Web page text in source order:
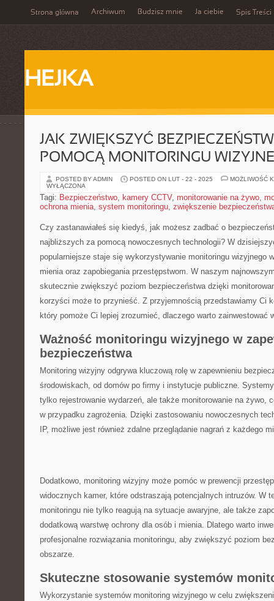
Strona główna Archiwum Budzisz mnie Ja ciebie Spis Treści
HEJKA
JAK ZWIĘKSZYĆ
POMOCĄ MONITORINGU
POSTED BY ADMIN POSTED ON LUT - 22 - 2025
MOŻLIWOŚĆ
WYŁĄCZONA
Tagi: Bezpieczeństwo, kamery CCTV, monitorowanie na żywo,
ochrona mienia, system monitoringu, zwiększenie
Czy ​zastanawiałeś się‍ kiedyś, jak możesz ⁣zadbać o
najbliższych za pomocą nowoczesnych⁣ technologii? W
popularniejsze staje się wykorzystywanie‍ monitoringu wizyjnego
mienia oraz zapobiegania przestępstwom. W naszym
skutecznie zwiększyć​ poziom bezpieczeństwa‌ dzięki
korzyści może to przynieść. Z przyjemnością⁤ przedstawiamy⁢ Ci
który ​pomoże Ci⁣ lepiej zrozumieć, dlaczego ⁢warto zainwestować
Ważność monitoringu wizyjnego w
bezpieczeństwa
Monitoring wizyjny odgrywa kluczową rolę w zapewnieniu
środowiskach, od ⁢domów po ‍firmy i instytucje publiczne.
tylko rejestrowanie wydarzeń, ale także monitorowanie na żywo,
w‍ przypadku zagrożenia. Dzięki ⁢zastosowaniu nowoczesnych⁤
IP, możliwe jest również zdalne przeglądanie nagrań ⁤z każdego
Dodatkowo, monitoring wizyjny może pomóc w prewencji
widocznych kamer, które⁢ odstraszają potencjalnych intruzów. W
monitoringu nie tylko reagują na sytuacje awaryjne, ​ale ​także
dodatkową warstwę ‍ochrony dla osób i mienia. Dlatego warto
⁣profesjonalne rozwiązania monitoringu, aby zwiększyć poziom
obszarze.
Skuteczne stosowanie systemów
Wykorzystanie⁢ systemów monitoring wizyjnego w celu